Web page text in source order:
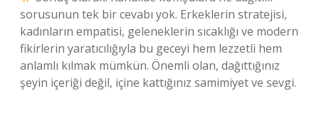
sorusunun tek bir cevabı yok. Erkeklerin stratejisi,
kadınların empatisi, geleneklerin sıcaklığı ve modern
fikirlerin yaratıcılığıyla bu geceyi hem lezzetli hem
anlamlı kılmak mümkün. Önemli olan, dağıttığınız
şeyin içeriği değil, içine kattığınız samimiyet ve sevgi.